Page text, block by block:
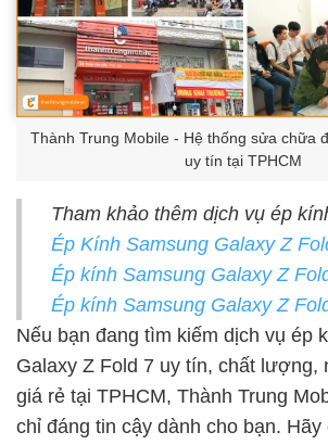
Thành Trung Mobile - Hệ thống sửa chữa
uy tín tại TPHCM
Tham khảo thêm dịch vụ ép
Ép Kính Samsung Galaxy Z
Ép kính Samsung Galaxy Z
Ép kính Samsung Galaxy Z
Nếu bạn đang tìm kiếm dịch vụ ép
Galaxy Z Fold 7 uy tín, chất lượng,
giá rẻ tại TPHCM, Thành Trung
chỉ đáng tin cậy dành cho bạn.